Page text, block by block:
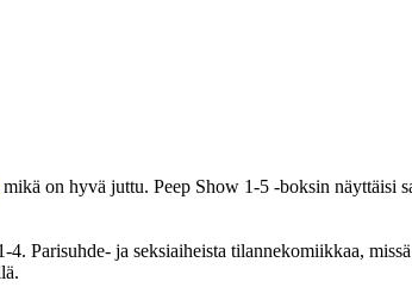
mikä on hyvä juttu. Peep Show 1-5 ‑boksin näyttäisi
Parisuhde- ja seksiaiheista tilannekomiikkaa,